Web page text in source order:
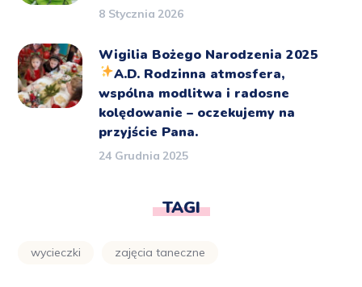
8 Stycznia 2026
Wigilia Bożego Narodzenia 2025
A.D. Rodzinna atmosfera,
wspólna modlitwa i radosne
kolędowanie – oczekujemy na
przyjście Pana.
24 Grudnia 2025
TAGI
wycieczki zajęcia taneczne